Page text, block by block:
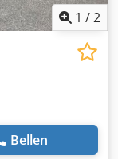
1 /2
Bellen